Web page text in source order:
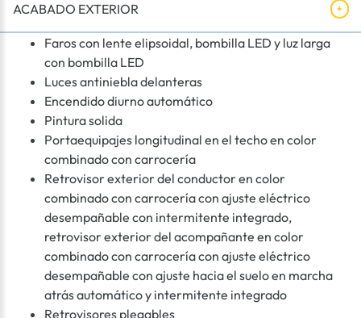
ACABADO EXTERIOR
Faros con lente elipsoidal, bombilla LED y luz larga
con bombilla LED
Luces antiniebla delanteras
Encendido diurno automático
Pintura solida
Portaequipajes longitudinal en el techo en color
combinado con carrocería
Retrovisor exterior del conductor en color
combinado con carrocería con ajuste eléctrico
desempañable con intermitente integrado,
retrovisor exterior del acompañante en color
combinado con carrocería con ajuste eléctrico
desempañable con ajuste hacia el suelo en marcha
atrás automático y intermitente integrado
Retrovisores plegables